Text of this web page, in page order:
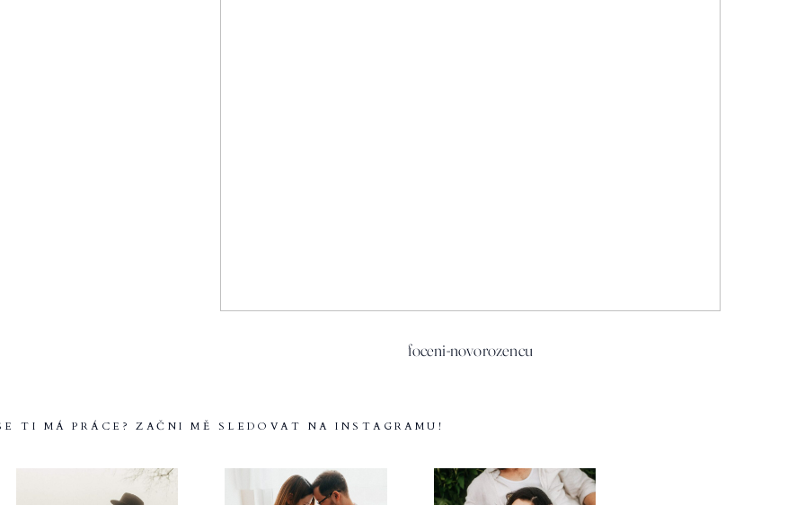
foceni-novorozencu
TI MÁ PRÁCE? ZAČNI MĚ SLEDOVAT NA INSTAGRAMU!